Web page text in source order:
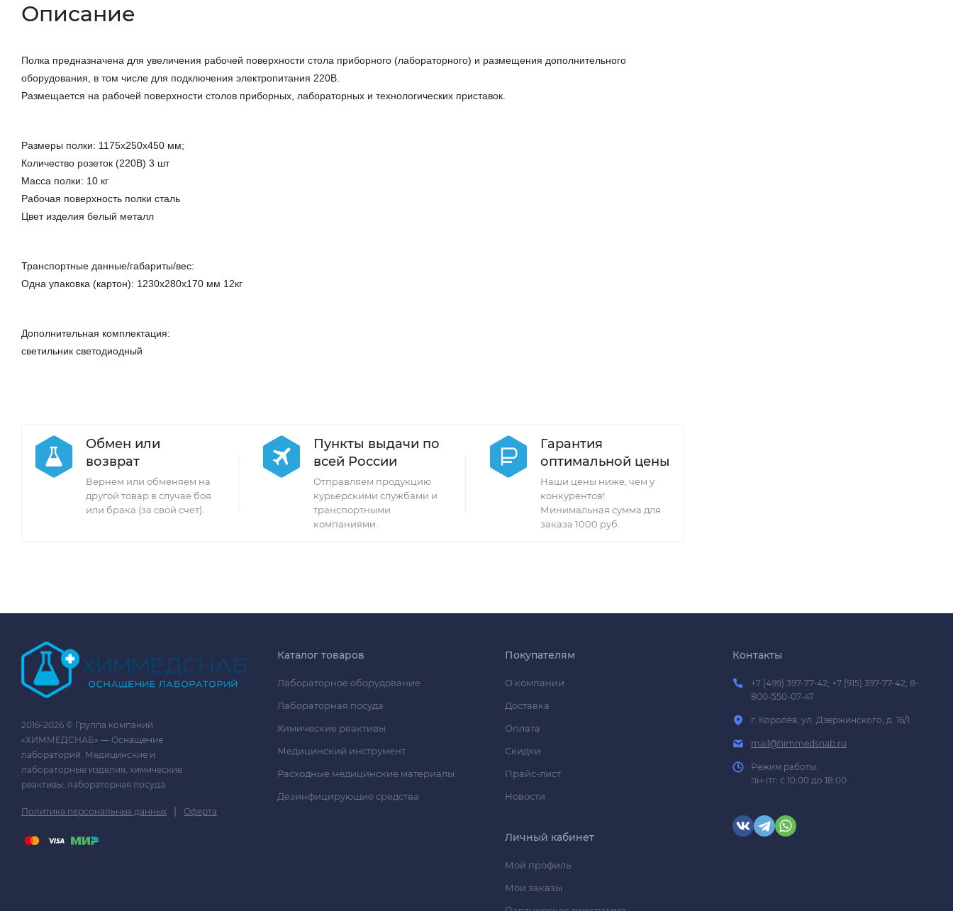
Описание
Полка предназначена для увеличения рабочей поверхности стола приборного (лабораторного) и размещения дополнительного
оборудования, в том числе для подключения электропитания 220В.
Размещается на рабочей поверхности столов приборных, лабораторных и технологических приставок.
Размеры полки: 1175х250х450 мм;
Количество розеток (220В) 3 шт
Масса полки: 10 кг
Рабочая поверхность полки сталь
Цвет изделия белый металл
Транспортные данные/габариты/вес:
Одна упаковка (картон): 1230х280х170 мм 12кг
Дополнительная комплектация:
светильник светодиодный
Обмен или
возврат
Вернем или обменяем на
другой товар в случае боя
или брака (за свой счет).
Пункты выдачи по
всей России
Отправляем продукцию
курьерскими службами и
транспортными
компаниями.
Гарантия
оптимальной цены
Наши цены ниже, чем у
конкурентов!
Минимальная сумма для
заказа 1000 руб.
2016-2026 © Группа компаний
«ХИММЕДСНАБ» — Оснащение
лабораторий. Медицинские и
лабораторные изделия, химические
реактивы, лабораторная посуда.
Политика персональных данных | Оферта
Каталог товаров
Лабораторное оборудование
Лабораторная посуда
Химические реактивы
Медицинский инструмент
Расходные медицинские материалы
Дезинфицирующие средства
Покупателям
О компании
Доставка
Оплата
Скидки
Прайс-лист
Новости
Личный кабинет
Мой профиль
Мои заказы
Контакты
+7 (499) 397-77-42; +7 (915) 397-77-42; 8-
800-550-07-47
г. Королёв, ул. Дзержинского, д. 16/1
mail@himmedsnab.ru
Режим работы:
пн-пт: с 10:00 до 18:00